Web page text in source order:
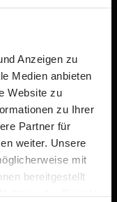
Anzeigen zu
Medien anbieten
Website zu
zu Ihrer
Partner für
weiter. Unsere
mit
bereitgestellt
zusätzlich
beinhalten
Schulen .
Sie einen
an einer